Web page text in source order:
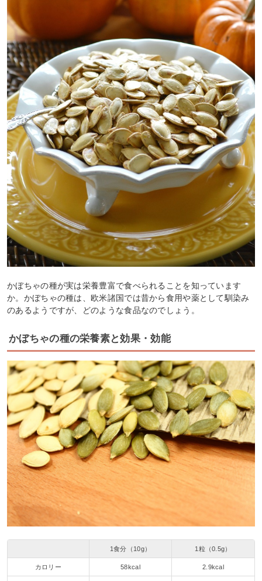
かぼちゃの種が実は栄養豊富で食べられることを知っています
か。かぼちゃの種は、欧米諸国では昔から食用や薬として馴染み
のあるようですが、どのような食品なのでしょう。
かぼちゃの種の栄養素と効果・効能
1食分（10g） 1粒（0.5g）
カロリー 58kcal 2.9kcal